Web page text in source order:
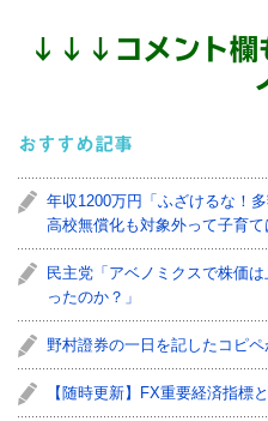
↓ ↓ ↓ コメント
おすすめ記事
年収1200万円「ふざけるな！
高校無償化も対象外って子育て
民主党「アベノミクスで株価
ったのか？」
野村證券の一日を記したコピペ
【随時更新】FX重要経済指標